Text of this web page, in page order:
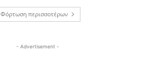
Φόρτωση περισσοτέρων
- Advertisement -